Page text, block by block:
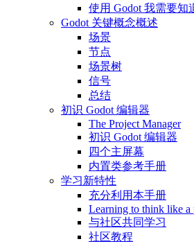
使用 Godot 我需要知
Godot 关键概念概述
场景
节点
场景树
信号
总结
初识 Godot 编辑器
The Project Manager
初识 Godot 编辑器
四个主屏幕
内置类参考手册
学习新特性
充分利用本手册
Learning to think like a
与社区共同学习
社区教程